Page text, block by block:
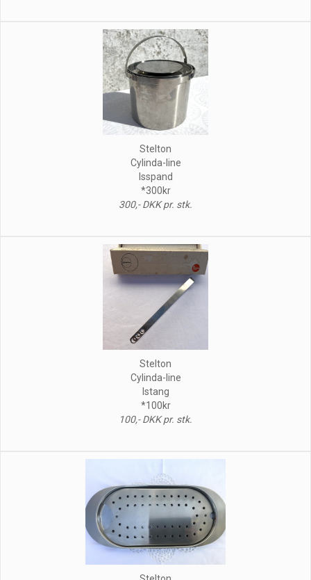
Stelton
Cylinda-line
Isspand
*300kr
300,- DKK pr. stk.
Stelton
Cylinda-line
Istang
*100kr
100,- DKK pr. stk.